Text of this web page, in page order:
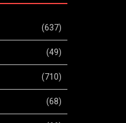
(637)
(49)
(710)
(68)